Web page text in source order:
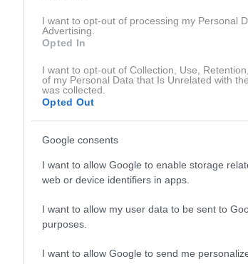
I want to opt-out of processing my Personal
Advertising.
Opted In
I want to opt-out of Collection, Use,
of my Personal Data that Is Unrelated with
was collected.
Opted Out
Google consents
I want to allow Google to enable storage
web or device identifiers in apps.
I want to allow my user data to be sent to
purposes.
I want to allow Google to send me
media